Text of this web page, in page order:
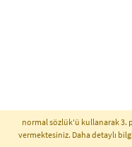
normal sözlük'ü kullanarak 3.
vermektesiniz. Daha detaylı